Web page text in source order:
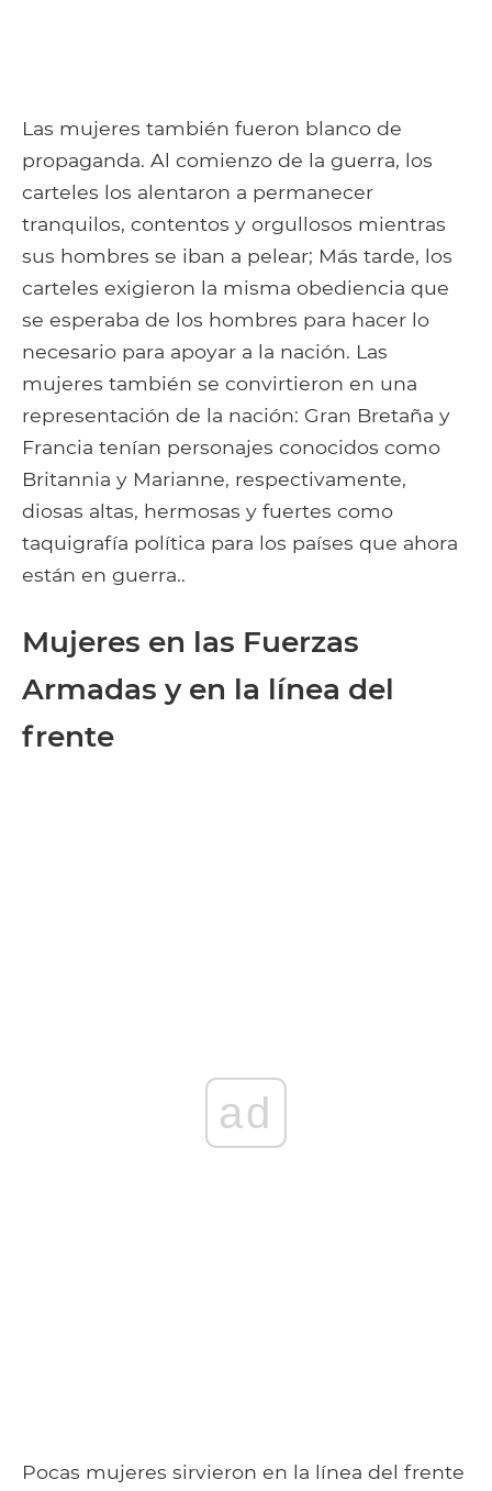
Las mujeres también fueron blanco de
propaganda. Al comienzo de la guerra, los
carteles los alentaron a permanecer
tranquilos, contentos y orgullosos mientras
sus hombres se iban a pelear; Más tarde, los
carteles exigieron la misma obediencia que
se esperaba de los hombres para hacer lo
necesario para apoyar a la nación. Las
mujeres también se convirtieron en una
representación de la nación: Gran Bretaña y
Francia tenían personajes conocidos como
Britannia y Marianne, respectivamente,
diosas altas, hermosas y fuertes como
taquigrafía política para los países que ahora
están en guerra..
Mujeres en las Fuerzas
Armadas y en la línea del
frente
ad
Pocas mujeres sirvieron en la línea del frente